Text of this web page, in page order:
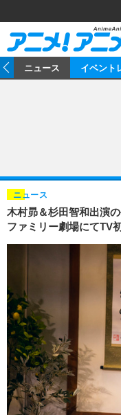
ゲーム
海外イベント
俳優・タレント
ビジネス
アニメ
書評
動画
アニメ
アニメ！アニメ！TV
連載・コラム
ニュース イベント
木村昴＆杉田智和出演
ファミリー劇場にてTV
ニュース